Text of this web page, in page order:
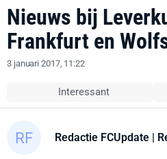
Nieuws bij
Frankfurt en
3 januari 2017, 11:22
Interessant
Redactie FCUpdate |